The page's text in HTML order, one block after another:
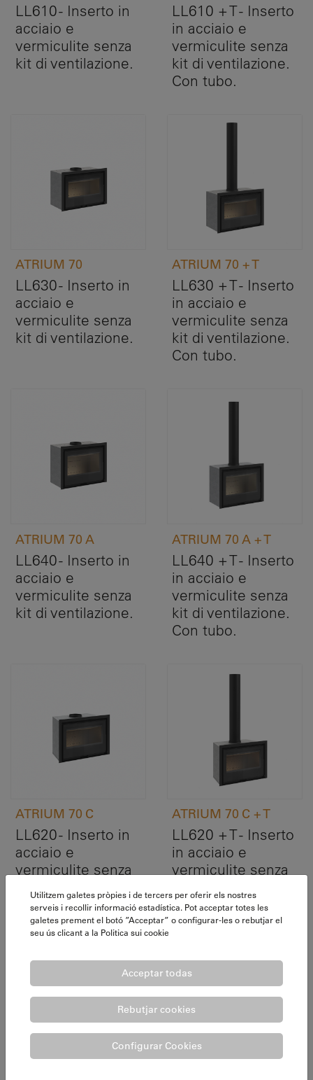
LL610 - Inserto in
acciaio e
vermiculite senza
kit di ventilazione.
LL610 + T - Inserto
in acciaio e
vermiculite senza
kit di ventilazione.
Con tubo.
ATRIUM 70
LL630 - Inserto in
acciaio e
vermiculite senza
kit di ventilazione.
ATRIUM 70 + T
LL630 + T - Inserto
in acciaio e
vermiculite senza
kit di ventilazione.
Con tubo.
ATRIUM 70 A
LL640 - Inserto in
acciaio e
vermiculite senza
kit di ventilazione.
ATRIUM 70 A + T
LL640 + T - Inserto
in acciaio e
vermiculite senza
kit di ventilazione.
Con tubo.
ATRIUM 70 C
LL620 - Inserto in
acciaio e
vermiculite senza
Conico
ATRIUM 70 C + T
LL620 + T - Inserto
in acciaio e
vermiculite senza
Conico. Con tubo.
Utilitzem galetes pròpies i de tercers per oferir els nostres
serveis i recollir informació estadística. Pot acceptar totes les
galetes prement el botó ”Acceptar” o configurar-les o rebutjar el
seu ús clicant a la Politica sui cookie
Acceptar todas
Rebutjar cookies
Configurar Cookies